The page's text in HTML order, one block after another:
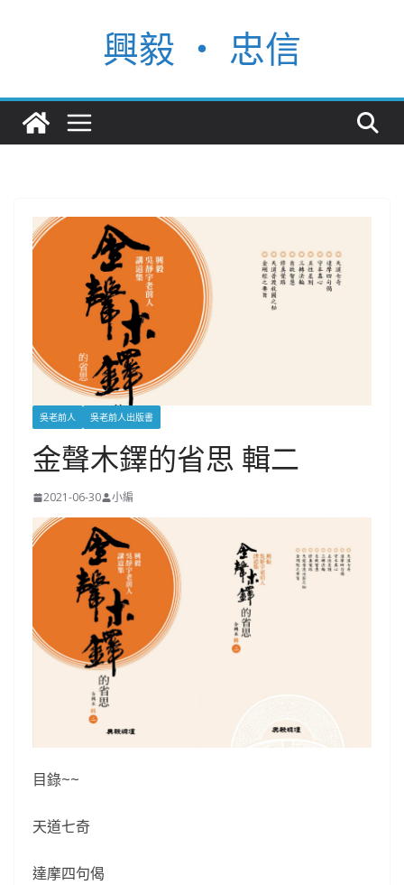
興毅 ‧ 忠信
吳老前人 吳老前人出版書
金聲木鐸的省思 輯二
2021-06-30 小編
目錄~~
天道七奇
達摩四句偈